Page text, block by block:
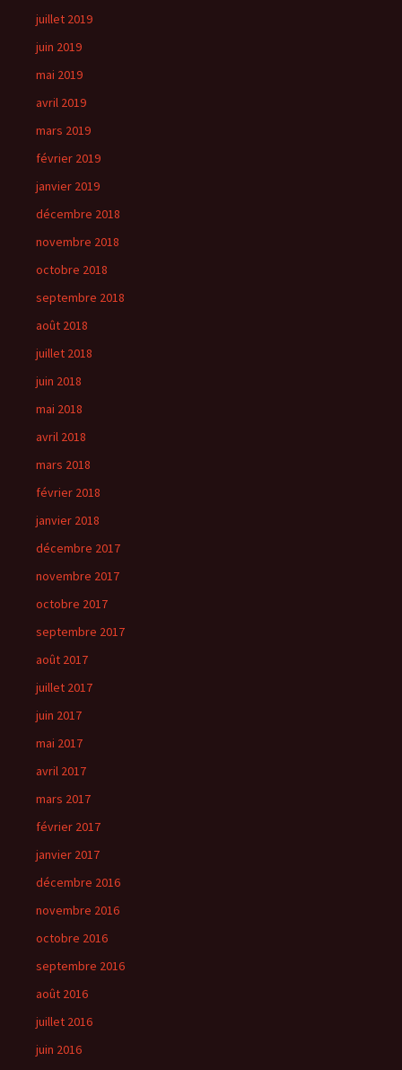
juillet 2019
juin 2019
mai 2019
avril 2019
mars 2019
février 2019
janvier 2019
décembre 2018
novembre 2018
octobre 2018
septembre 2018
août 2018
juillet 2018
juin 2018
mai 2018
avril 2018
mars 2018
février 2018
janvier 2018
décembre 2017
novembre 2017
octobre 2017
septembre 2017
août 2017
juillet 2017
juin 2017
mai 2017
avril 2017
mars 2017
février 2017
janvier 2017
décembre 2016
novembre 2016
octobre 2016
septembre 2016
août 2016
juillet 2016
juin 2016